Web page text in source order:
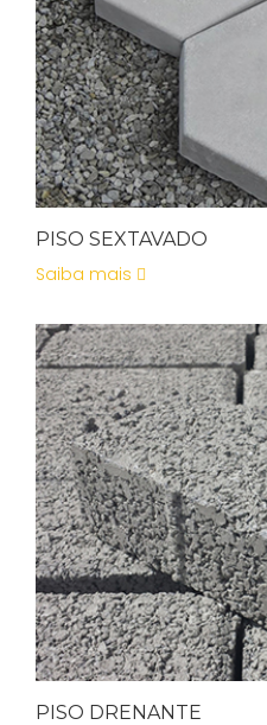
PISO SEXTAVADO
Saiba mais
PISO DRENANTE